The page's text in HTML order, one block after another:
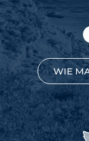
WIE